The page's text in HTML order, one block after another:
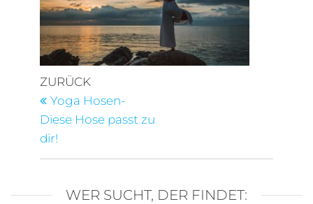
Beitragsnavigation
Vorheriger
Beitrag
ZURÜCK
Yoga Hosen-
Diese Hose passt zu
dir!
WER SUCHT, DER FINDET: